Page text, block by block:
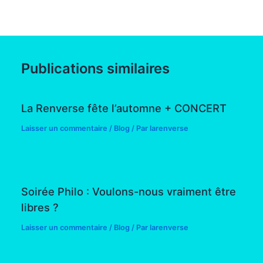
Publications similaires
La Renverse fête l’automne + CONCERT
Laisser un commentaire / Blog / Par larenverse
Soirée Philo : Voulons-nous vraiment être
libres ?
Laisser un commentaire / Blog / Par larenverse